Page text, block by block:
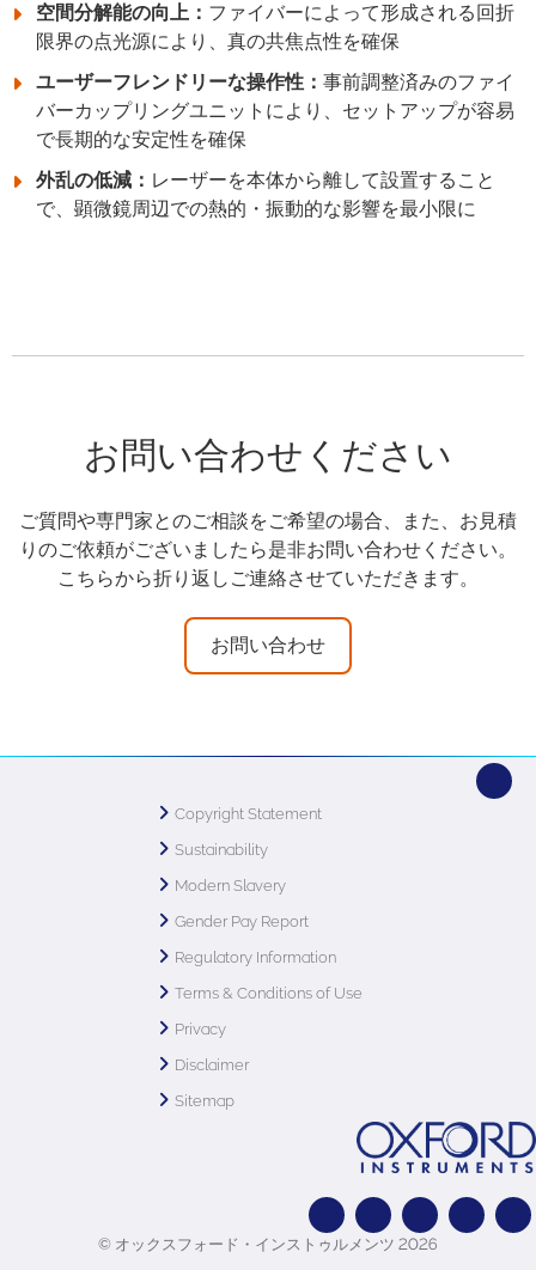
空間分解能の向上： ファイバーによって形成される回折
限界の点光源により、真の共焦点性を確保
ユーザーフレンドリーな操作性： 事前調整済みのファイ
バーカップリングユニットにより、セットアップが容易
で長期的な安定性を確保
外乱の低減： レーザーを本体から離して設置すること
で、顕微鏡周辺での熱的・振動的な影響を最小限に
お問い合わせください
ご質問や専門家とのご相談をご希望の場合、また、お見積
りのご依頼がございましたら是非お問い合わせください。
こちらから折り返しご連絡させていただきます。
お問い合わせ
Copyright Statement
Sustainability
Modern Slavery
Gender Pay Report
Regulatory Information
Terms & Conditions of Use
Privacy
Disclaimer
Sitemap
© オックスフォード・インストゥルメンツ 2026